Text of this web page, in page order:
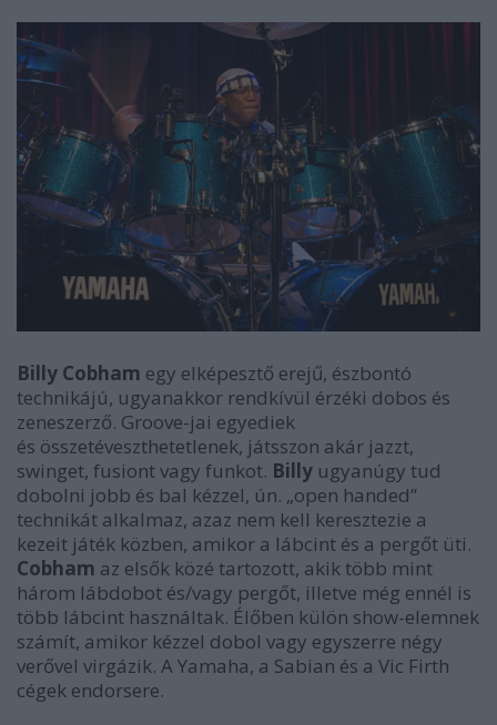
Billy Cobham egy elképesztő erejű, észbontó
technikájú, ugyanakkor rendkívül érzéki dobos és
zeneszerző. Groove-jai egyediek
és összetéveszthetetlenek, játsszon akár jazzt,
swinget, fusiont vagy funkot. Billy ugyanúgy tud
dobolni jobb és bal kézzel, ún. „open handed”
technikát alkalmaz, azaz nem kell keresztezie a
kezeit játék közben, amikor a lábcint és a pergőt üti.
Cobham az elsők közé tartozott, akik több mint
három lábdobot és/vagy pergőt, illetve még ennél is
több lábcint használtak. Élőben külön show-elemnek
számít, amikor kézzel dobol vagy egyszerre négy
verővel virgázik. A Yamaha, a Sabian és a Vic Firth
cégek endorsere.